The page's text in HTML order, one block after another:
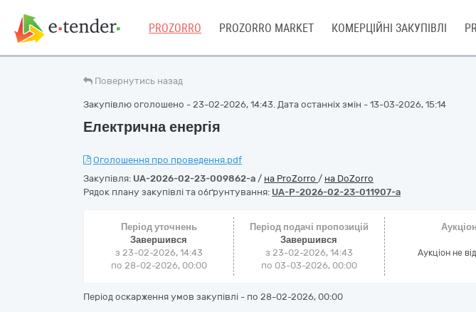
PROZORRO PROZORRO MARKET КОМЕРЦІЙНІ ЗАКУПІВЛІ
Повернутись назад
Закупівлю оголошено - 23-02-2026, 14:43. Дата останніх змін - 13-03-2026, 15:14
Електрична енергія
Оголошення про проведення.pdf
Закупівля: UA-2026-02-23-009862-a / на ProZorro / на DoZorro
Рядок плану закупівлі та обґрунтування: UA-P-2026-02-23-011907-a
Період уточнень
Завершився
з 23-02-2026, 14:43
по 28-02-2026, 00:00
Період подачі пропозицій
Завершився
з 23-02-2026, 14:43
по 03-03-2026, 00:00
Аукціон
Аукціон не
Період оскарження умов закупівлі - по 28-02-2026, 00:00